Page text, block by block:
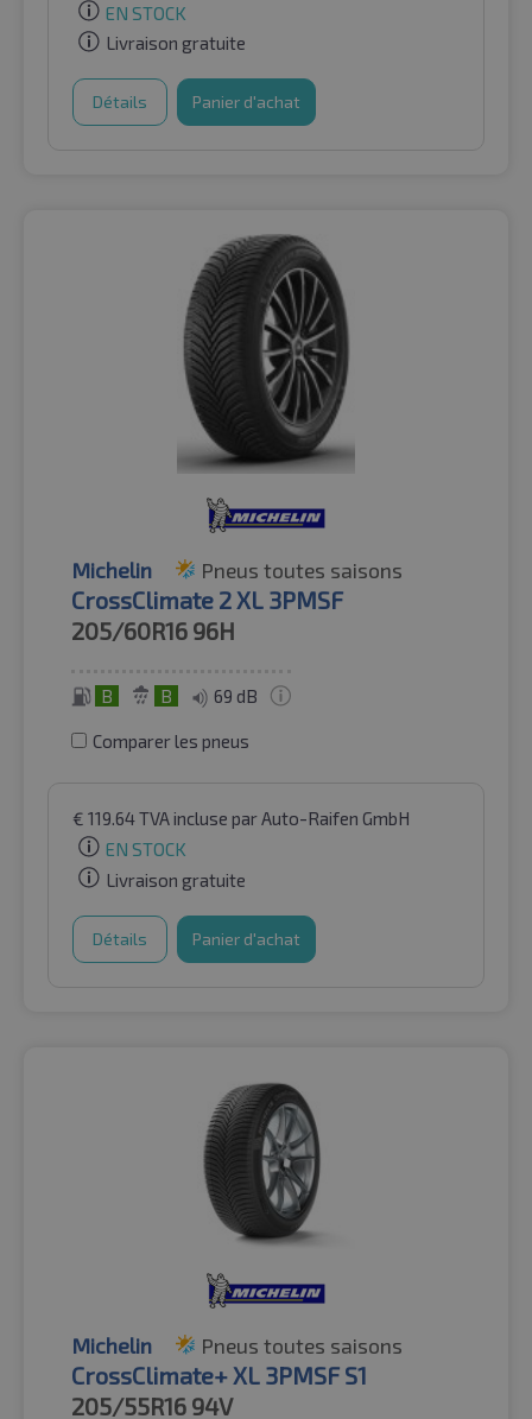
EN STOCK
Livraison gratuite
Détails Panier d'achat
Michelin Pneus toutes saisons
CrossClimate 2 XL 3PMSF
205/60R16 96H
B B 69 dB
Comparer les pneus
€ 119.64TVA incluse par Auto-Raifen GmbH
EN STOCK
Livraison gratuite
Détails Panier d'achat
Michelin Pneus toutes saisons
CrossClimate+ XL 3PMSF S1
205/55R16 94V